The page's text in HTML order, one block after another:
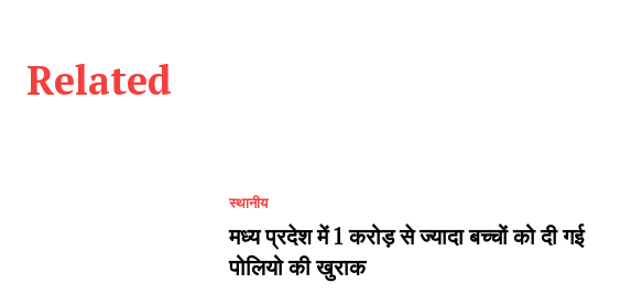
Related
स्थानीय
मध्य प्रदेश में 1 करोड़ से ज्यादा बच्चों को दी गई
पोलियो की खुराक